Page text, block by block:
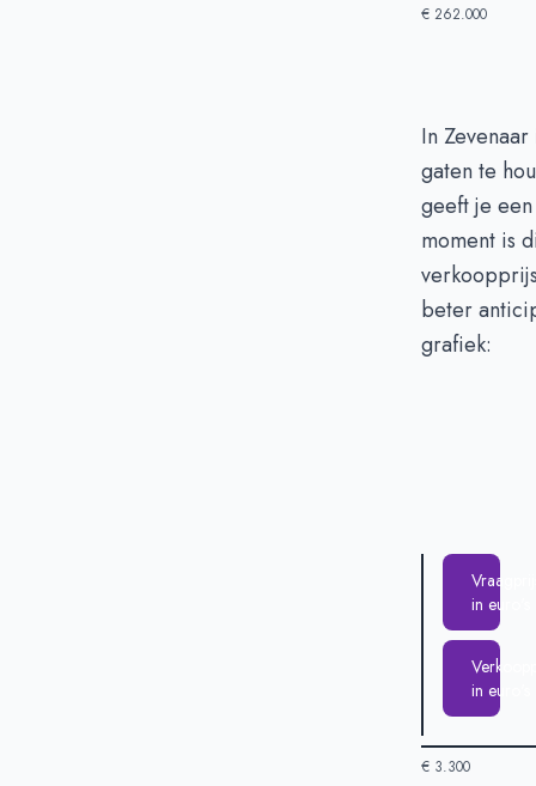
€ 262.000
Vraagprijs in
Verkoopprijs
In
gaten te
geeft je
moment is
beter
grafiek:
Vraagprijs
in euro's
in euro's
€ 3.300